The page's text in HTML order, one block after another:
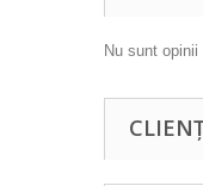
Nu sunt